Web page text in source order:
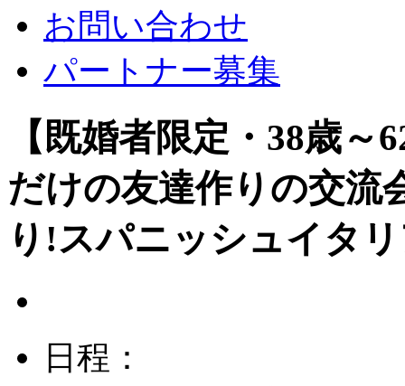
お問い合わせ
パートナー募集
【既婚者限定・38歳～
だけの友達作りの交流
り!スパニッシュイタ
日程：